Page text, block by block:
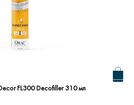
FL300 Decofiller 310 мл